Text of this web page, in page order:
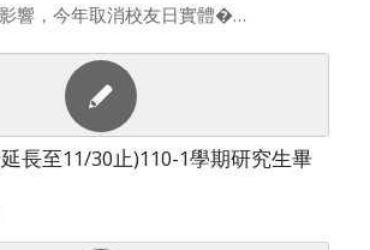
響，今年取消校友日實體�…
長至11/30止)110-1學期研究生畢